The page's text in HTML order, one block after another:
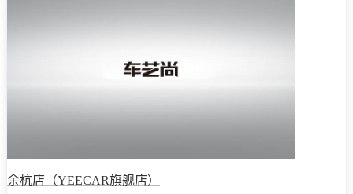
余杭店（YEECAR旗舰店）